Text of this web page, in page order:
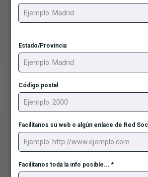
Estado/Provincia
Código postal
Facilítanos su web o algún enlace de Red
Facilítanos toda la info posible...*